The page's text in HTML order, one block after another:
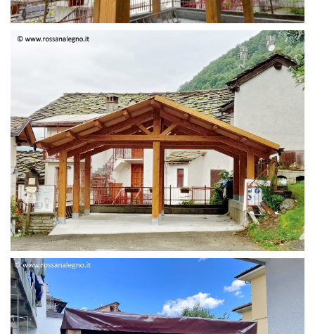
STRUTTURA IN ABETE LAMELLARE
STRUTTURA DUE FALDE